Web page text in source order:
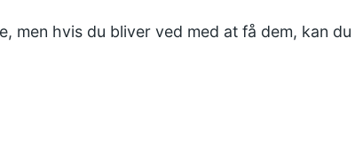
men hvis du bliver ved med at få dem, kan